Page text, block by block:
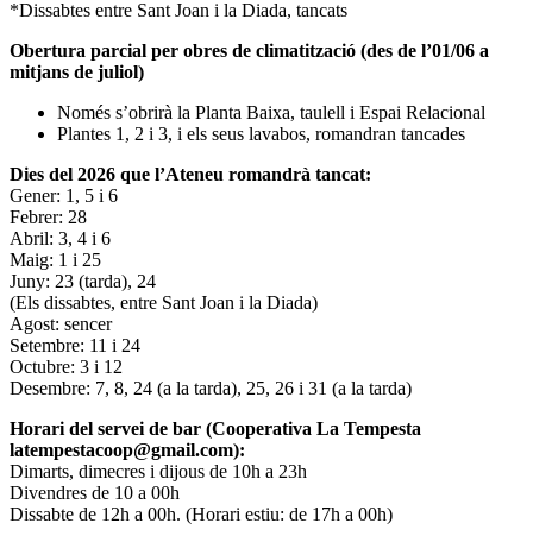
*Dissabtes entre Sant Joan i la Diada, tancats
Obertura parcial per obres de climatització (des de l’01/06 a
mitjans de juliol)
Només s’obrirà la Planta Baixa, taulell i Espai Relacional
Plantes 1, 2 i 3, i els seus lavabos, romandran tancades
Dies del 2026 que l’Ateneu romandrà tancat:
Gener: 1, 5 i 6
Febrer: 28
Abril: 3, 4 i 6
Maig: 1 i 25
Juny: 23 (tarda), 24
(Els dissabtes, entre Sant Joan i la Diada)
Agost: sencer
Setembre: 11 i 24
Octubre: 3 i 12
Desembre: 7, 8, 24 (a la tarda), 25, 26 i 31 (a la tarda)
Horari del servei de bar (Cooperativa La Tempesta
latempestacoop@gmail.com):
Dimarts, dimecres i dijous de 10h a 23h
Divendres de 10 a 00h
Dissabte de 12h a 00h. (Horari estiu: de 17h a 00h)